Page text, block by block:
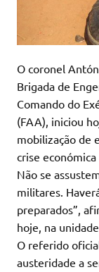
O coronel
Brigada de
Comando do
(FAA), iniciou
mobilização de
crise
Não se
militares.
preparados”,
hoje, na
O referido
austeridade a